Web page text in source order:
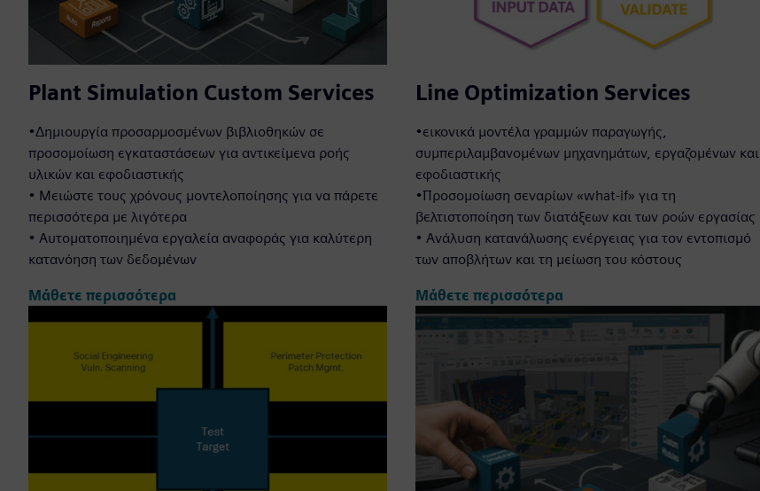
Plant Simulation Custom Services
•Δημιουργία προσαρμοσμένων βιβλιοθηκών σε
προσομοίωση εγκαταστάσεων για αντικείμενα ροής
υλικών και εφοδιαστικής
• Μειώστε τους χρόνους μοντελοποίησης για να πάρετε
περισσότερα με λιγότερα
• Αυτοματοποιημένα εργαλεία αναφοράς για καλύτερη
κατανόηση των δεδομένων
Μάθετε περισσότερα
Line Optimization Services
•εικονικά μοντέλα γραμμών παραγωγής,
συμπεριλαμβανομένων μηχανημάτων, εργαζομένων και
εφοδιαστικής
•Προσομοίωση σεναρίων «what-if» για τη
βελτιστοποίηση των διατάξεων και των ροών εργασίας
• Ανάλυση κατανάλωσης ενέργειας για τον εντοπισμό
των αποβλήτων και τη μείωση του κόστους
Μάθετε περισσότερα